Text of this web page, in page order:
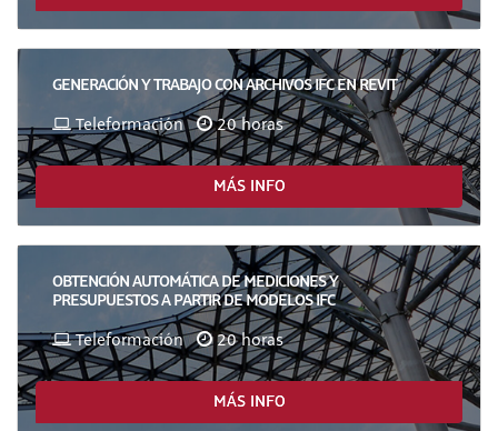
GENERACIÓN Y TRABAJO CON ARCHIVOS IFC EN REVIT
Teleformación 20 horas
MÁS INFO
OBTENCIÓN AUTOMÁTICA DE MEDICIONES Y
PRESUPUESTOS A PARTIR DE MODELOS IFC
Teleformación 20 horas
MÁS INFO